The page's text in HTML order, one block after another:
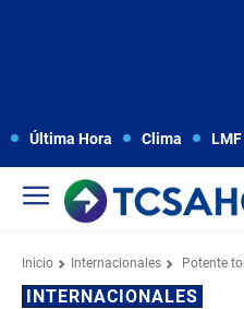
Última Hora Clima
Inicio Internacionales Potente
INTERNACIONALES